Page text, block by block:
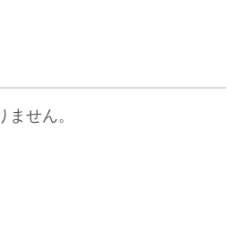
ません。